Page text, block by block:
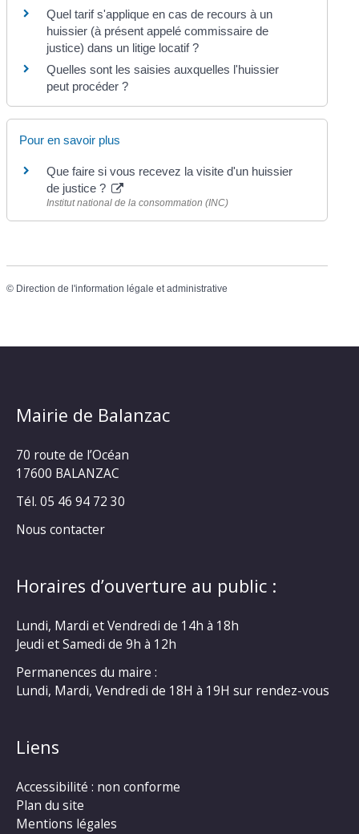
Quel tarif s'applique en cas de recours à un
huissier (à présent appelé commissaire de
justice) dans un litige locatif ?
Quelles sont les saisies auxquelles l'huissier
peut procéder ?
Pour en savoir plus
Que faire si vous recevez la visite d'un huissier
de justice ?
Institut national de la consommation (INC)
© Direction de l'information légale et administrative
Mairie de Balanzac
70 route de l’Océan
17600 BALANZAC
Tél. 05 46 94 72 30
Nous contacter
Horaires d’ouverture au public :
Lundi, Mardi et Vendredi de 14h à 18h
Jeudi et Samedi de 9h à 12h
Permanences du maire :
Lundi, Mardi, Vendredi de 18H à 19H sur rendez-vous
Liens
Accessibilité : non conforme
Plan du site
Mentions légales